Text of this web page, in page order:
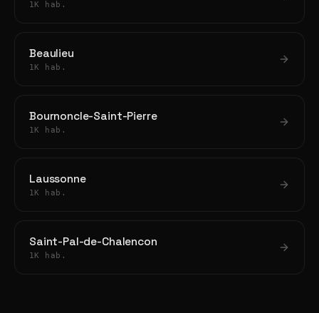
1K hab.
Beaulieu
1K hab.
Bournoncle-Saint-Pierre
1K hab.
Laussonne
1K hab.
Saint-Pal-de-Chalencon
1K hab.